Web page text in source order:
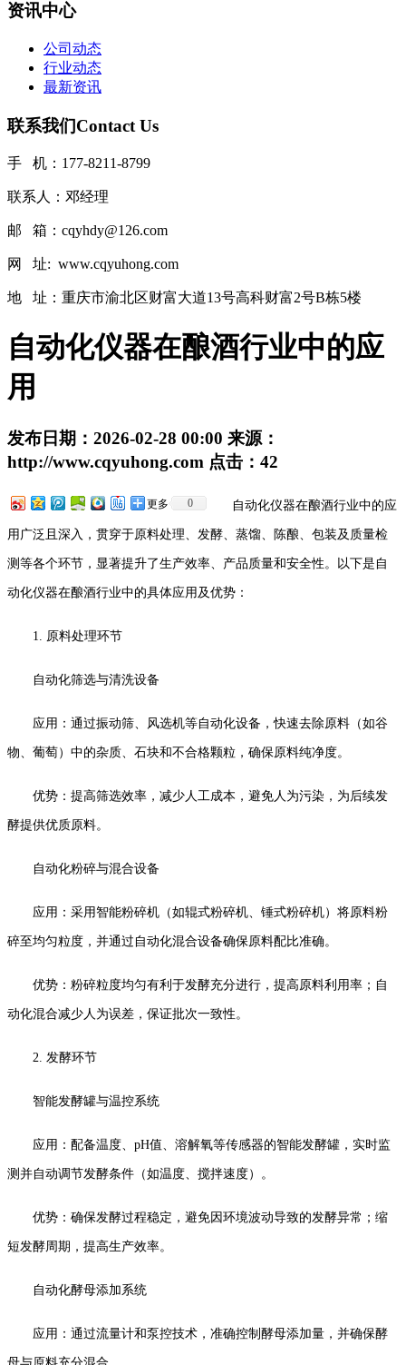
资讯中心
公司动态
行业动态
最新资讯
联系我们Contact Us
手 机：177-8211-8799
联系人：邓经理
邮 箱：cqyhdy@126.com
网 址: www.cqyuhong.com
地 址：重庆市渝北区财富大道13号高科财富2号B栋5楼
自动化仪器在酿酒行业中的应
用
发布日期： 2026-02-28 00:00 来源：
http://www.cqyuhong.com 点击： 42
更多 0 自动化仪器在酿酒行业中的应
用广泛且深入，贯穿于原料处理、发酵、蒸馏、陈酿、包装及质量检
测等各个环节，显著提升了生产效率、产品质量和安全性。以下是自
动化仪器在酿酒行业中的具体应用及优势：
1. 原料处理环节
自动化筛选与清洗设备
应用：通过振动筛、风选机等自动化设备，快速去除原料（如谷
物、葡萄）中的杂质、石块和不合格颗粒，确保原料纯净度。
优势：提高筛选效率，减少人工成本，避免人为污染，为后续发
酵提供优质原料。
自动化粉碎与混合设备
应用：采用智能粉碎机（如辊式粉碎机、锤式粉碎机）将原料粉
碎至均匀粒度，并通过自动化混合设备确保原料配比准确。
优势：粉碎粒度均匀有利于发酵充分进行，提高原料利用率；自
动化混合减少人为误差，保证批次一致性。
2. 发酵环节
智能发酵罐与温控系统
应用：配备温度、pH值、溶解氧等传感器的智能发酵罐，实时监
测并自动调节发酵条件（如温度、搅拌速度）。
优势：确保发酵过程稳定，避免因环境波动导致的发酵异常；缩
短发酵周期，提高生产效率。
自动化酵母添加系统
应用：通过流量计和泵控技术，准确控制酵母添加量，并确保酵